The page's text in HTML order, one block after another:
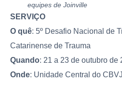
equipes de Joinville
SERVIÇO
O quê: 5º Desafio Nacional de
Catarinense de Trauma
Quando: 21 a 23 de outubro de
Onde: Unidade Central do